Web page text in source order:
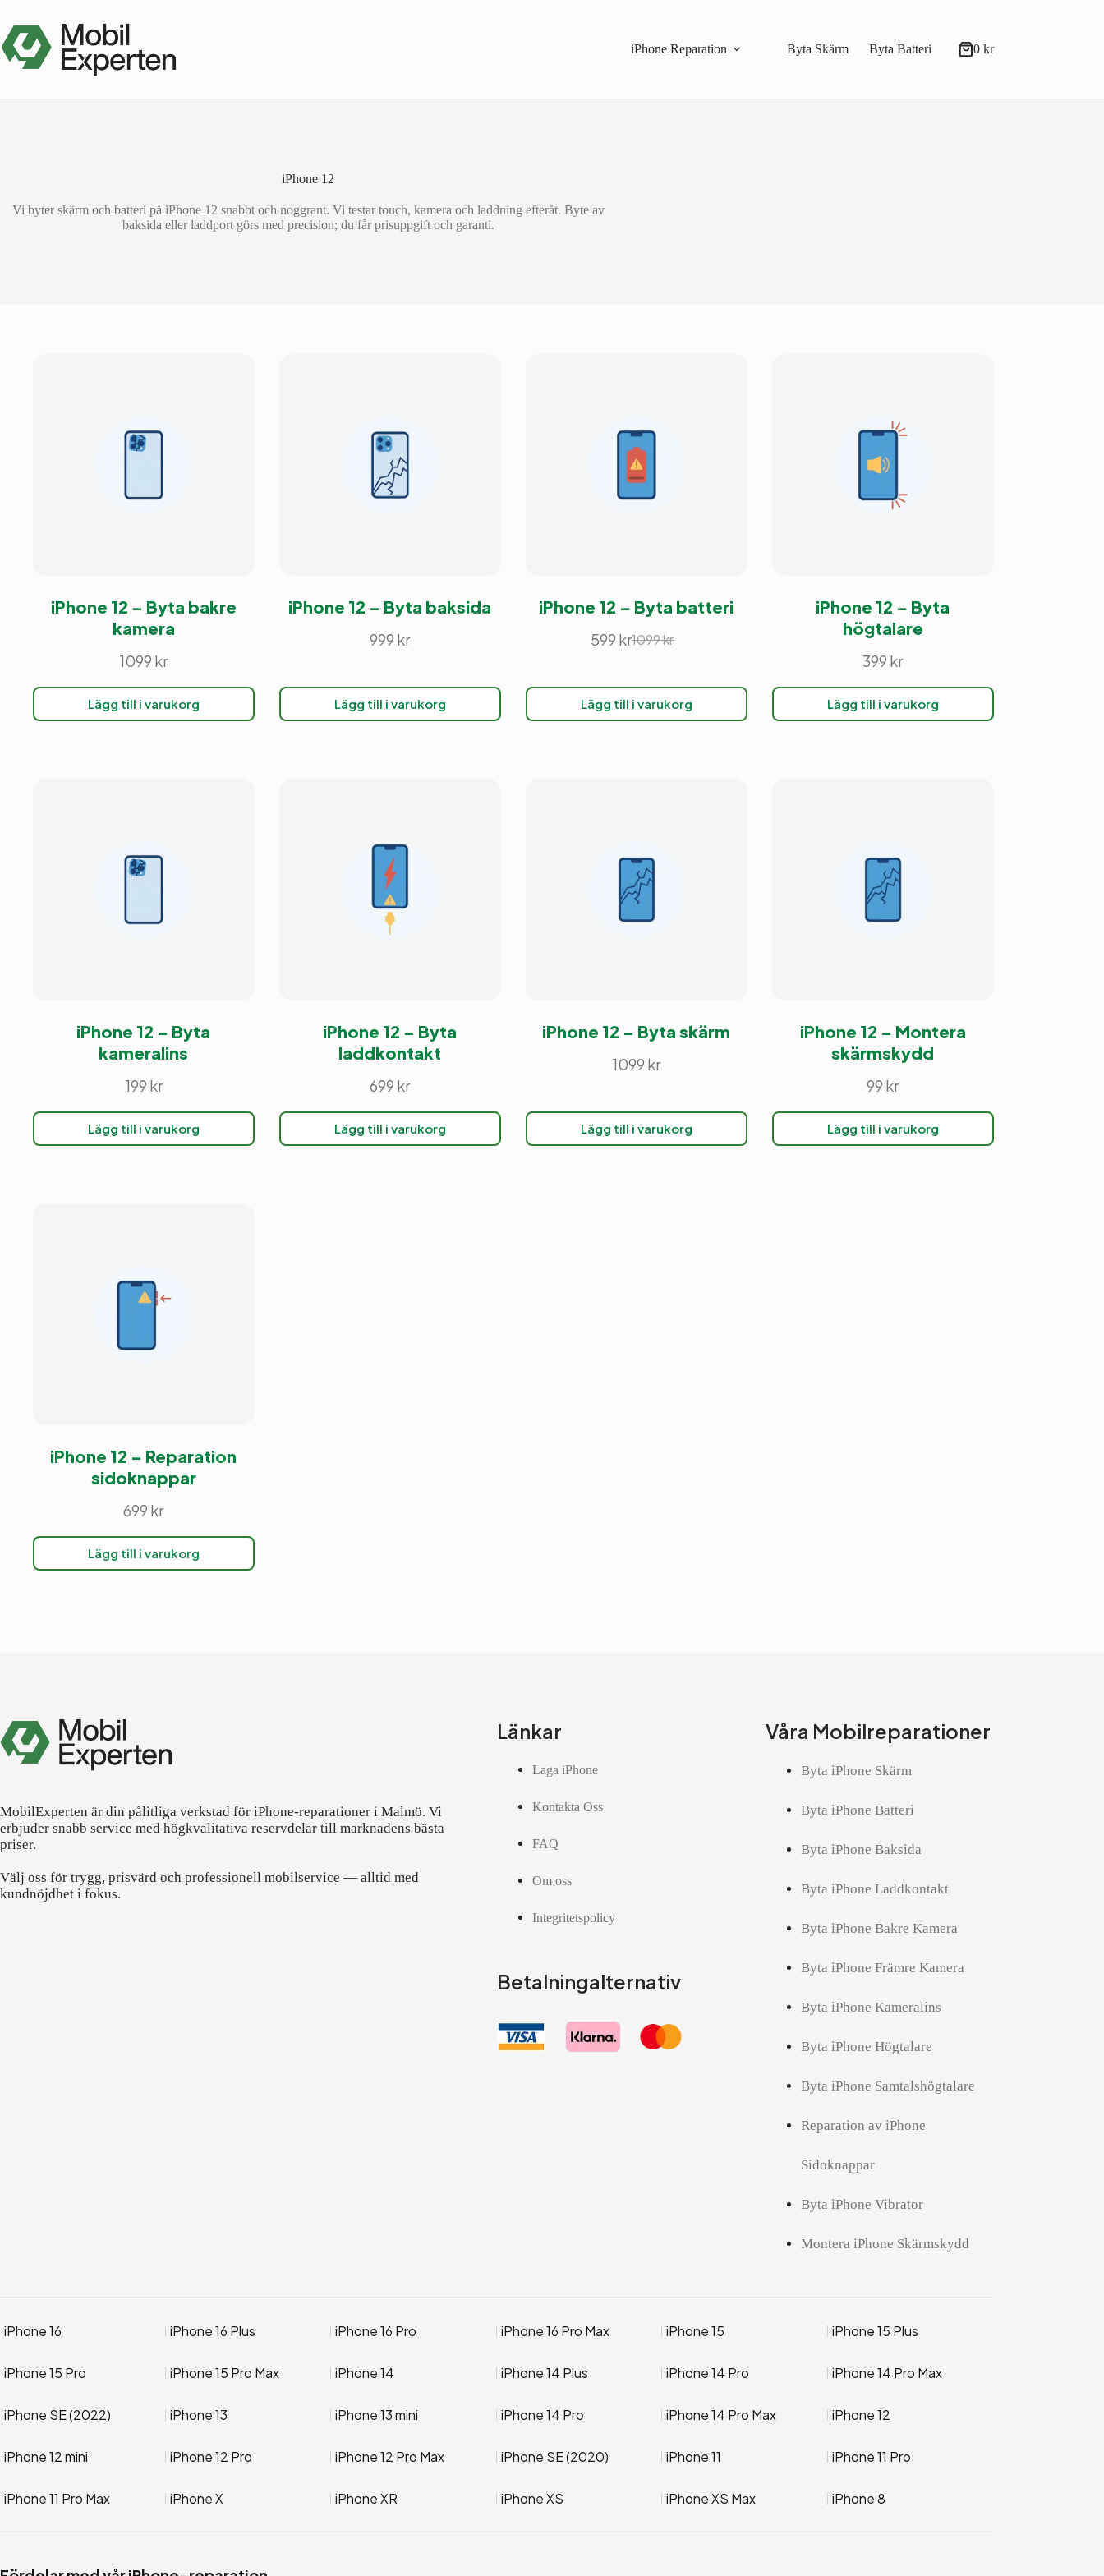
innehåll
iPhone Reparation
Byta Skärm Byta Batteri Varukorg
0 kr
iPhone 12
Vi byter skärm och batteri på iPhone 12 snabbt och noggrant. Vi testar touch, kamera och laddning efteråt. Byte av
baksida eller laddport görs med precision; du får prisuppgift och garanti.
iPhone 12 – Byta bakre
kamera
1099 kr
Lägg till i varukorg
iPhone 12 – Byta baksida
999 kr
Lägg till i varukorg
iPhone 12 – Byta batteri
1099kr
Det
priset
var:
1099 kr.
599 kr Det
priset
är:
599 kr.
Lägg till i varukorg
iPhone 12 – Byta
högtalare
399 kr
Lägg till i varukorg
iPhone 12 – Byta
kameralins
199 kr
Lägg till i varukorg
iPhone 12 – Byta
laddkontakt
699 kr
Lägg till i varukorg
iPhone 12 – Byta skärm
1099 kr
Lägg till i varukorg
iPhone 12 – Montera
skärmskydd
99 kr
Lägg till i varukorg
iPhone 12 – Reparation
sidoknappar
699 kr
Lägg till i varukorg
MobilExperten är din pålitliga verkstad för iPhone-reparationer i Malmö. Vi
erbjuder snabb service med högkvalitativa reservdelar till marknadens bästa
priser.
Välj oss för trygg, prisvärd och professionell mobilservice — alltid med
kundnöjdhet i fokus.
Länkar
Laga iPhone
Kontakta Oss
FAQ
Om oss
Integritetspolicy
Betalningalternativ
Våra Mobilreparationer
Byta iPhone Skärm
Byta iPhone Batteri
Byta iPhone Baksida
Byta iPhone Laddkontakt
Byta iPhone Bakre Kamera
Byta iPhone Främre Kamera
Byta iPhone Kameralins
Byta iPhone Högtalare
Byta iPhone Samtalshögtalare
Reparation av iPhone
Sidoknappar
Byta iPhone Vibrator
Montera iPhone Skärmskydd
iPhone 16 iPhone 16 Plus iPhone 16 Pro iPhone 16 Pro Max iPhone 15 iPhone 15 Plus
iPhone 15 Pro iPhone 15 Pro Max iPhone 14 iPhone 14 Plus iPhone 14 Pro iPhone 14 Pro Max
iPhone SE (2022) iPhone 13 iPhone 13 mini iPhone 14 Pro iPhone 14 Pro Max iPhone 12
iPhone 12 mini iPhone 12 Pro iPhone 12 Pro Max iPhone SE (2020) iPhone 11 iPhone 11 Pro
iPhone 11 Pro Max iPhone X iPhone XR iPhone XS iPhone XS Max iPhone 8